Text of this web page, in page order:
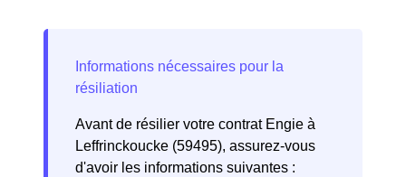
Avant de résilier votre contrat Engie à
Leffrinckoucke (59495), assurez-vous
d'avoir les informations suivantes :